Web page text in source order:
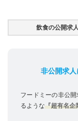
飲食の公開求
非公開求
フードミーの非公
るような『超有名企